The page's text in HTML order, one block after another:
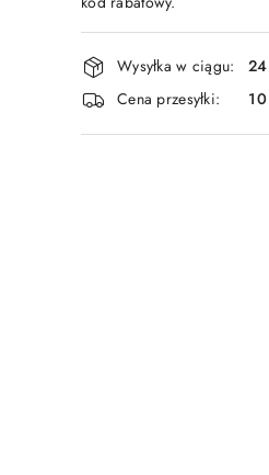
Dostępność
i
dostawa
Wysyłka w ciągu:
Cena przesyłki:
10